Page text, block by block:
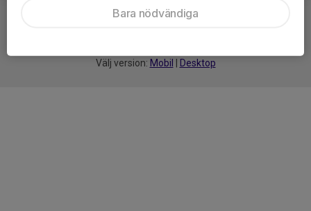
Välj version: Mobil Desktop
Bara nödvändiga